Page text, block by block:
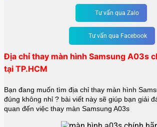
Tư vấn qua Zalo
Tư vấn qua Facebook
Địa chỉ thay màn hình Samsung A03s
tại TP.HCM
Bạn đang muốn tìm địa chỉ thay màn hình
đúng không nhỉ ? bài viết này sẽ giúp bạn giải
quan đến việc thay màn Samsung A03s